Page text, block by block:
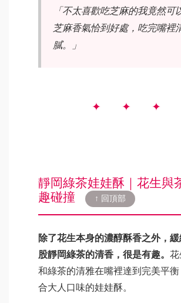
「不太喜歡吃芝麻的我竟然可
芝麻香氣恰到好處，吃完嘴裡
膩。」
靜岡綠茶娃娃酥｜花生與
趣碰撞
↑ 回頂部
除了花生本身的濃醇酥香之外，
股靜岡綠茶的清香，很是有趣。 花
和綠茶的清雅在嘴裡達到完美平
合大人口味的娃娃酥。